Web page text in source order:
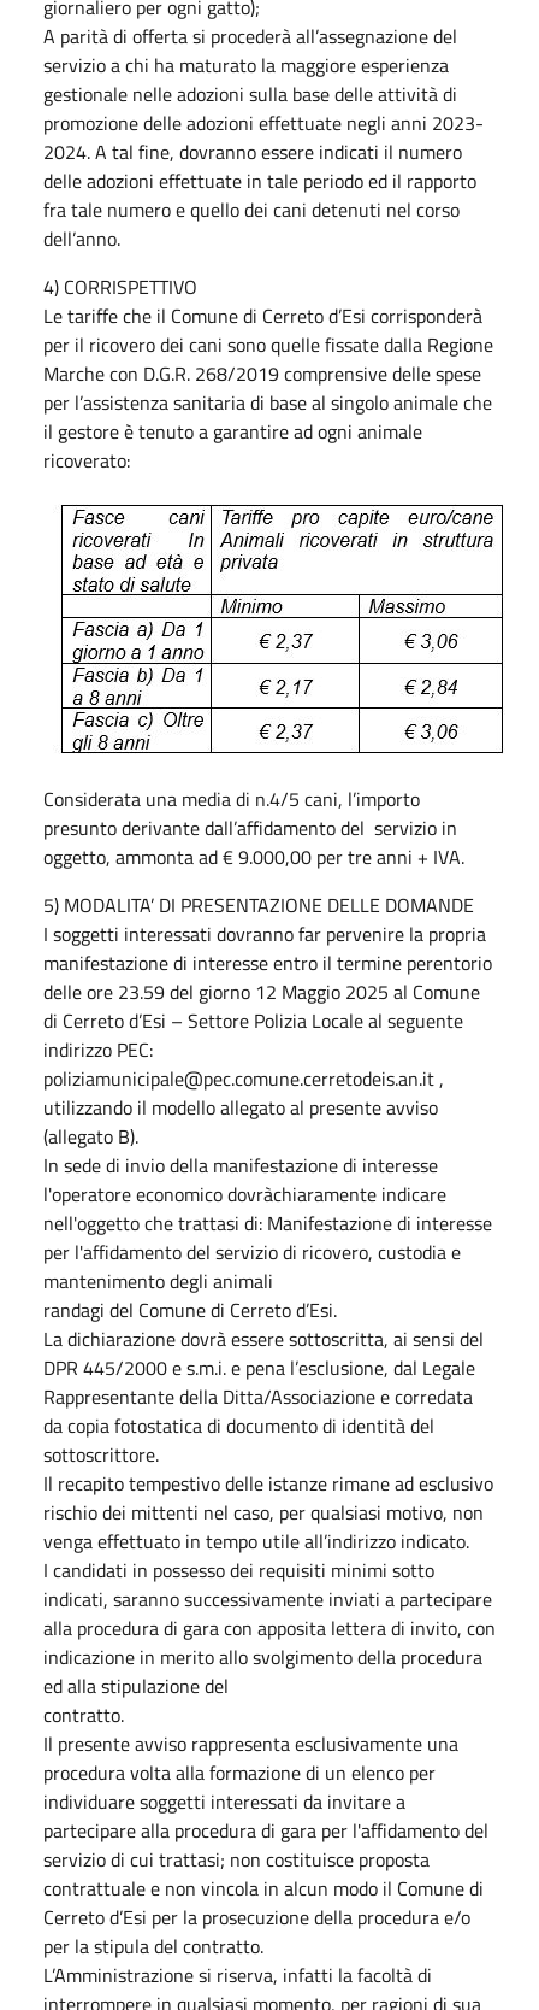
giornaliero per ogni gatto);
A parità di offerta si procederà all’assegnazione del
servizio a chi ha maturato la maggiore esperienza
gestionale nelle adozioni sulla base delle attività di
promozione delle adozioni effettuate negli anni 2023-
2024. A tal fine, dovranno essere indicati il numero
delle adozioni effettuate in tale periodo ed il rapporto
fra tale numero e quello dei cani detenuti nel corso
dell’anno.
4) CORRISPETTIVO
Le tariffe che il Comune di Cerreto d’Esi corrisponderà
per il ricovero dei cani sono quelle fissate dalla Regione
Marche con D.G.R. 268/2019 comprensive delle spese
per l’assistenza sanitaria di base al singolo animale che
il gestore è tenuto a garantire ad ogni animale
ricoverato:
Considerata una media di n.4/5 cani, l’importo
presunto derivante dall’affidamento del servizio in
oggetto, ammonta ad € 9.000,00 per tre anni + IVA.
5) MODALITA’ DI PRESENTAZIONE DELLE DOMANDE
I soggetti interessati dovranno far pervenire la propria
manifestazione di interesse entro il termine perentorio
delle ore 23.59 del giorno 12 Maggio 2025 al Comune
di Cerreto d’Esi – Settore Polizia Locale al seguente
indirizzo PEC:
poliziamunicipale@pec.comune.cerretodeis.an.it ,
utilizzando il modello allegato al presente avviso
(allegato B).
In sede di invio della manifestazione di interesse
l'operatore economico dovràchiaramente indicare
nell'oggetto che trattasi di: Manifestazione di interesse
per l'affidamento del servizio di ricovero, custodia e
mantenimento degli animali
randagi del Comune di Cerreto d’Esi.
La dichiarazione dovrà essere sottoscritta, ai sensi del
DPR 445/2000 e s.m.i. e pena l’esclusione, dal Legale
Rappresentante della Ditta/Associazione e corredata
da copia fotostatica di documento di identità del
sottoscrittore.
Il recapito tempestivo delle istanze rimane ad esclusivo
rischio dei mittenti nel caso, per qualsiasi motivo, non
venga effettuato in tempo utile all’indirizzo indicato.
I candidati in possesso dei requisiti minimi sotto
indicati, saranno successivamente inviati a partecipare
alla procedura di gara con apposita lettera di invito, con
indicazione in merito allo svolgimento della procedura
ed alla stipulazione del
contratto.
Il presente avviso rappresenta esclusivamente una
procedura volta alla formazione di un elenco per
individuare soggetti interessati da invitare a
partecipare alla procedura di gara per l'affidamento del
servizio di cui trattasi; non costituisce proposta
contrattuale e non vincola in alcun modo il Comune di
Cerreto d’Esi per la prosecuzione della procedura e/o
per la stipula del contratto.
L’Amministrazione si riserva, infatti la facoltà di
interrompere in qualsiasi momento, per ragioni di sua